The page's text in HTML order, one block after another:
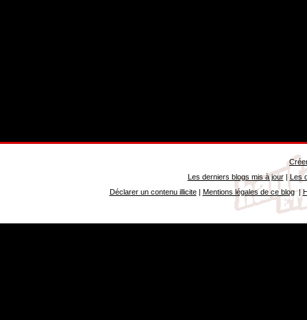
Les derniers blogs mis à jour| Les
Déclarer un contenu illicite| Mentions légales de ce blog|